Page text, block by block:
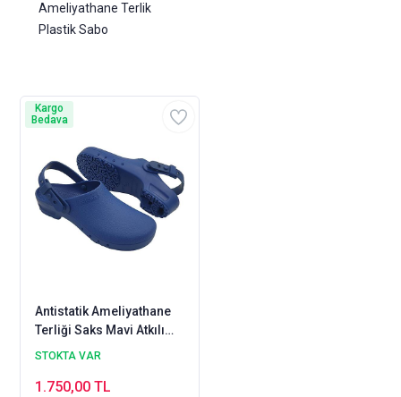
Ameliyathane Terlik
Plastik Sabo
Antistatik Ameliyathane
Terliği Saks Mavi Atkılı
Model
STOKTA VAR
1.750,00 TL
Kargo
Bedava